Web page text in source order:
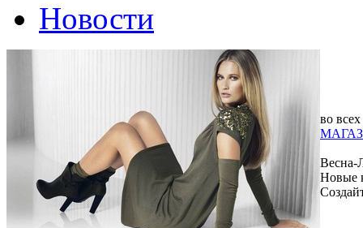
Новости
во всех
Весна-
Новые